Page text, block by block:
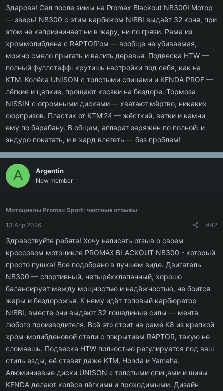
Здарова! Сел после зимы на Promax Blackout NB300! Мотор
— зверь! NB300 с этим карбюком NIBBI выдаёт 32 коня, при
этом не капризничает ни в жару, ни по грязи. Рама из
хроммолибдена с RAPTOR’ом — вообще не убиваемая,
можно смело прыгать и валить деревья. Подвеска HTW —
полный фуллстафф: крутишь настройки под себя, как на
KTM. Колёса UNISON с толстыми спицами и KENDA PROF —
лёгкие и цепкие, прощают косяки на бездоре. Тормоза
NISSIN с огромными дисками — хватают мёртво, никаких
сюрпризов. Пластик от KTM’24 — жёсткий, ветки и камни
ему по барабану. В общем, аппарат заряжен по полной: и
эндуро покатать, и в хард влететь — без проблем!
A Argentin
New member
Мотоциклы Promax Sport: честные отзывы
13 Апр 2026
#42
Здравствуйте ребята! Хочу написать отзыв о своем
кроссовом мотоцикле PROMAX BLACKOUT NB300 - который
просто пушка! Все подобрано в лучшем виде. Двигатель
NB300 — спортивный, четырёхклапанный, хорошо
балансирует между мощностью и надёжностью, не боится
жары и бездорожья. К нему идёт топовый карбюратор
NIBBI, вместе они выдают 32 лошадиные силы — мечта
любого производителя. Всё это стоит на раме K8 из крепкой
хром-молибденовой стали с покрытием RAPTOR, такую не
сломаешь. Подвеска HTW полностью регулируется под ваш
стиль езды, её ставят даже KTM, Honda и Yamaha.
Алюминиевые диски UNISON с толстыми спицами и шины
KENDA делают колёса лёгкими и проходимыми. Дизайн